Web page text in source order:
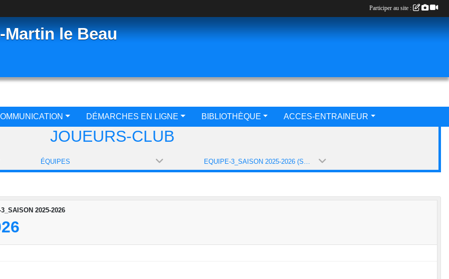
le Beau
DÉMARCHES EN LIGNE BIBLIOTHÈQUE ACCES-ENTRAINEUR
JOUEURS-CLUB
ÉQUIPES EQUIPE-3_SAISON 2025-2026 (SAISON 2025-2026)
2025-2026
Participer au site :